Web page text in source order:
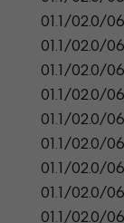
01.1/02.0/
01.1/02.0/
01.1/02.0/
01.1/02.0/
01.1/02.0/
01.1/02.0/
01.1/02.0/
01.1/02.0/
01.1/02.0/